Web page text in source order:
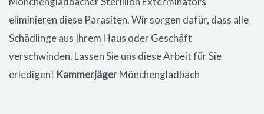
eliminieren diese Parasiten. Wir sorgen dafür, dass alle
Schädlinge aus Ihrem Haus oder Geschäft
verschwinden. Lassen Sie uns diese Arbeit für Sie
erledigen! KammerjägerMönchengladbach